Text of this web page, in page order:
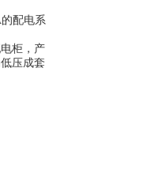
配电系
柜，产
压成套